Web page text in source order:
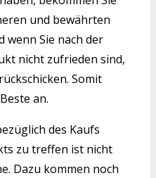
und bewährten
wenn Sie nach der
nicht zufrieden sind,
Somit
an.
des Kaufs
zu treffen ist nicht
Dazu kommen noch